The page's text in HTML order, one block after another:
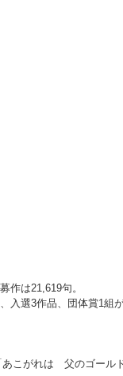
作は21,619句。
入選3作品、団体賞1組
あこがれは 父のゴール